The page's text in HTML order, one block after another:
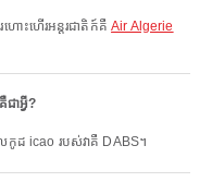
ោះហើរអន្តរជាតិក៍គឺAir Algerie
ាអ្វី?
កូដ icao របស់វាគឺ DABS។